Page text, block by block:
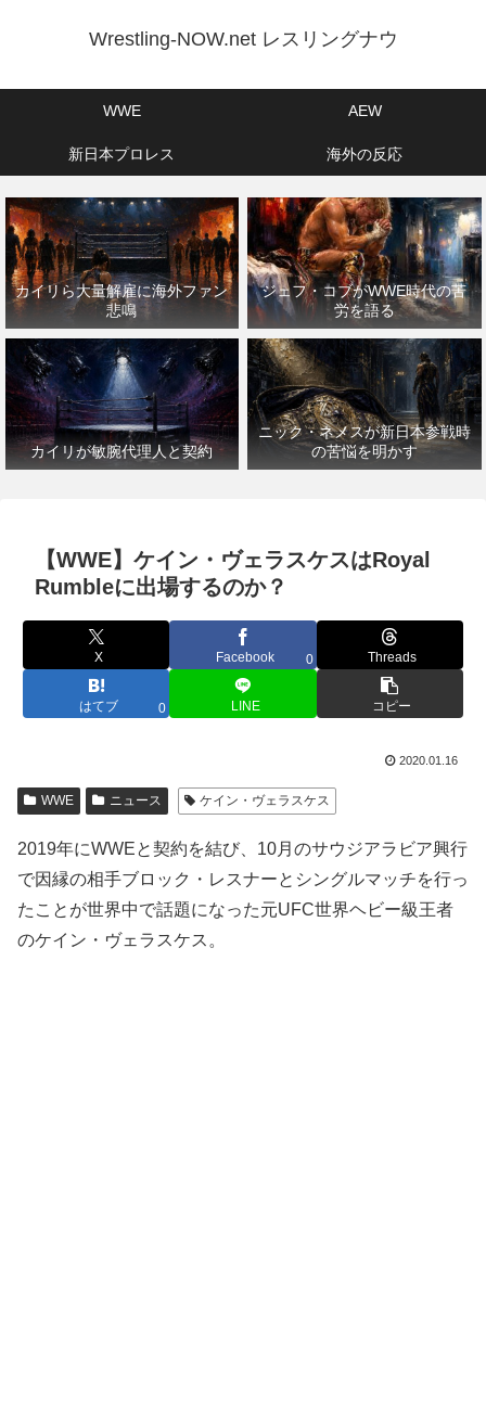
Wrestling-NOW.net レスリングナウ
WWE AEW
新日本プロレス 海外の反応
カイリら大量解雇に海外ファン
悲鳴
ジェフ・コブがWWE時代の苦
労を語る
カイリが敏腕代理人と契約
ニック・ネメスが新日本参戦時
の苦悩を明かす
【WWE】ケイン・ヴェラスケスはRoyal
Rumbleに出場するのか？
X Facebook 0 Threads
はてブ 0 LINE コピー
2020.01.16
WWE ニュース ケイン・ヴェラスケス
2019年にWWEと契約を結び、10月のサウジアラビア興行
で因縁の相手ブロック・レスナーとシングルマッチを行っ
たことが世界中で話題になった元UFC世界ヘビー級王者
のケイン・ヴェラスケス。